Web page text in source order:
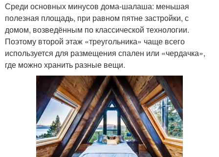
Среди основных минусов дома-шалаша: меньшая
полезная площадь, при равном пятне застройки, с
домом, возведённым по классической технологии.
Поэтому второй этаж «треугольника» чаще всего
используется для размещения спален или «чердачка»,
где можно хранить разные вещи.